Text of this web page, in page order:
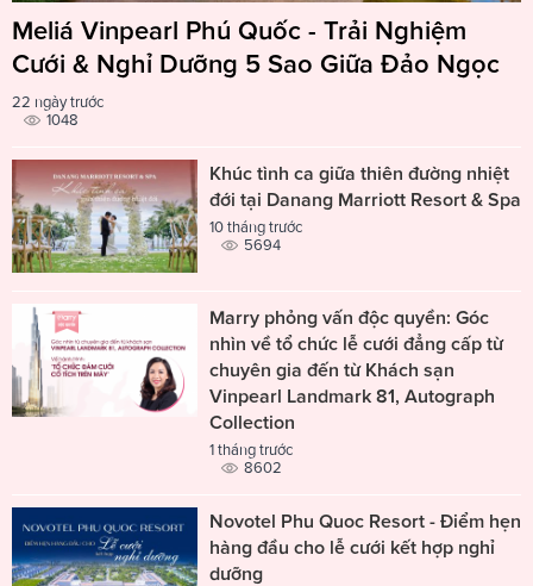
Meliá Vinpearl Phú Quốc - Trải Nghiệm
Cưới & Nghỉ Dưỡng 5 Sao Giữa Đảo Ngọc
22 ngày trước
1048
Khúc tình ca giữa thiên đường nhiệt
đới tại Danang Marriott Resort & Spa
10 tháng trước
5694
Marry phỏng vấn độc quyền: Góc
nhìn về tổ chức lễ cưới đẳng cấp từ
chuyên gia đến từ Khách sạn
Vinpearl Landmark 81, Autograph
Collection
1 tháng trước
8602
Novotel Phu Quoc Resort - Điểm hẹn
hàng đầu cho lễ cưới kết hợp nghỉ
dưỡng